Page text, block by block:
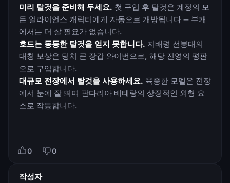
미리 탈것을 준비해 두세요. 첫 구입 후 탈것은 계정의 모
든 얼라이언스 캐릭터에게 자동으로 개방됩니다 — 부캐
에서는 더 살 필요가 없습니다.
호드는 동등한 탈것을 얻지 못합니다. 지배령 선봉대의
대칭 보상은 덩치 큰 장갑 와이번으로, 해당 진영의 평판
으로 구입합니다.
대규모 전장에서 탈것을 사용하세요. 육중한 모델은 전장
에서 눈에 잘 띄며 판다리아 베테랑의 상징적인 외형 요
소로 작동합니다.
0 0
작성자